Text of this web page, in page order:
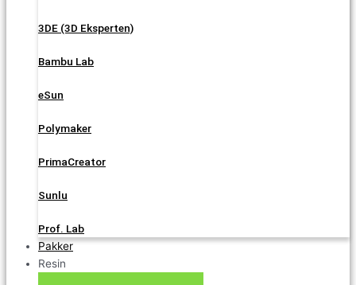
3DE (3D Eksperten)
Bambu Lab
eSun
Polymaker
PrimaCreator
Sunlu
Prof. Lab
Pakker
Resin